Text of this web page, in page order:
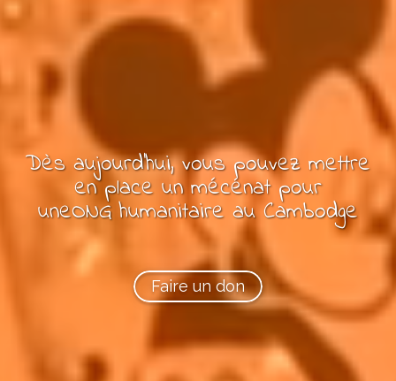
Dès aujourd'hui, vous pouvez mettre
en place un mécénat pour
uneONG humanitaire au Cambodge
Faire un don